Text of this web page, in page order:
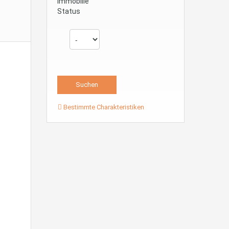
Status
Bestimmte Charakteristiken